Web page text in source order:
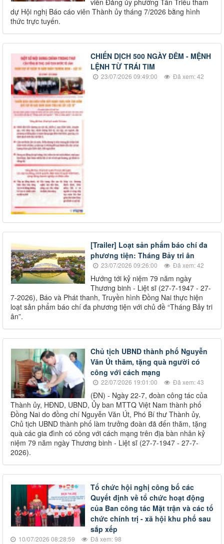
viên Đảng ủy phường Tân Triều tham
dự Hội nghị Báo cáo viên Thành ủy tháng 7/2026 bằng hình
thức trực tuyến.
CHIẾN DỊCH 500 NGÀY ĐÊM - MỆNH
LỆNH TỪ TRÁI TIM
23/07/2026 09:49:00 Đã xem: 42
[Trailer] Loạt sản phẩm báo chí đa
phương tiện: Tháng Bảy tri ân
23/07/2026 09:26:00 Đã xem: 42
Hướng tới kỷ niệm 79 năm ngày
Thương binh - Liệt sĩ (27-7-1947 - 27-
7-2026), Báo và Phát thanh, Truyền hình Đồng Nai thực hiện
loạt sản phẩm báo chí đa phương tiện với chủ đề “Tháng Bảy tri
ân”.
Chủ tịch UBND thành phố Nguyễn
Văn Út thăm, tặng quà người có
công với cách mạng
22/07/2026 19:01:00 Đã xem: 43
(ĐN) - Ngày 22-7, đoàn công tác của
Thành ủy, HĐND, UBND, Ủy ban MTTQ Việt Nam thành phố
Đồng Nai do đồng chí Nguyễn Văn Út, Phó Bí thư Thành ủy,
Chủ tịch UBND thành phố làm trưởng đoàn đã đến thăm, tặng
quà các gia đình có công với cách mạng trên địa bàn nhân kỷ
niệm 79 năm ngày Thương binh - Liệt sĩ (27-7-1947 - 27-7-
2026).
Tổ chức hội nghị công bố các
Quyết định về tổ chức hoạt động
của Ban công tác Mặt trận và các tổ
chức chính trị - xã hội khu phố sau
sắp xếp
10/07/2026 08:28:59 Đã xem: 98